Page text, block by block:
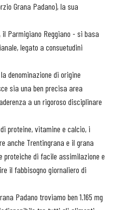
Grana Padano), la sua
Parmigiano Reggiano - si basa
legato a consuetudini
denominazione di origine
sia una ben precisa area
a un rigoroso disciplinare
proteine, vitamine e calcio, i
anche Trentingrana e il grana
proteiche di facile assimilazione e
il fabbisogno giornaliero di
Padano troviamo ben 1.165 mg